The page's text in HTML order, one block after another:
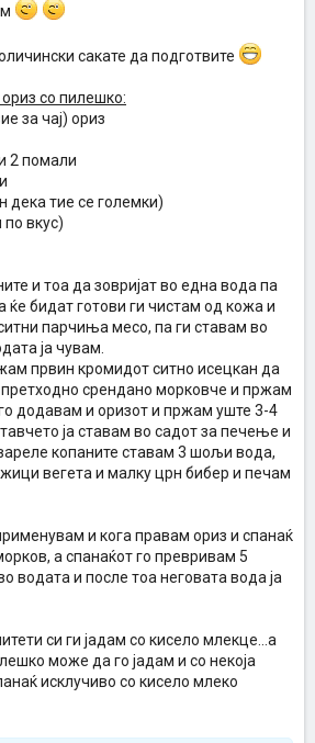
сакате да подготвите
ориз со пилешко:
за чај) ориз
2 помали
дека тие се големки)
вкус)
и тоа да зовријат во една вода па
ќе бидат готови ги чистам од кожа и
парчиња месо, па ги ставам во
ја чувам.
првин кромидот ситно исецкан да
срендано морковче и пржам
додавам и оризот и пржам уште 3-4
ја ставам во садот за печење и
копаните ставам 3 шољи вода,
вегета и малку црн бибер и печам
и кога правам ориз и спанаќ
а спанаќот го превривам 5
водата и после тоа неговата вода ја
си ги јадам со кисело млекце...а
може да го јадам и со некоја
исклучиво со кисело млеко